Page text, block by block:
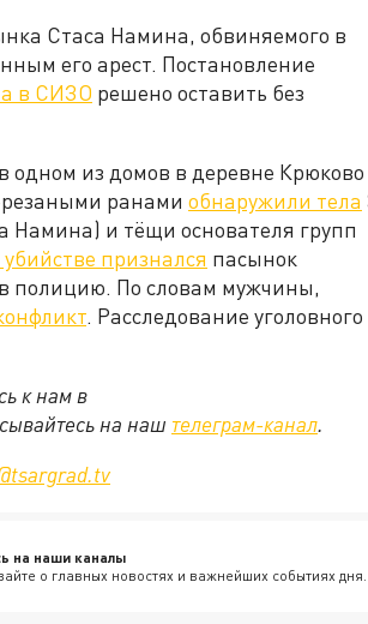
Стаса Намина, обвиняемого в
его арест. Постановление
в СИЗО решено оставить без
одном из домов в деревне Крюково
ранами обнаружили тела
Намина) и тёщи основателя групп
убийстве признался пасынок
полицию. По словам мужчины,
. Расследование уголовного
к нам в
на наш телеграм-канал.
на наши каналы
о главных новостях и важнейших событиях дня.